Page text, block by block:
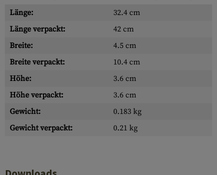
Länge:
32.4 cm
Länge verpackt:
42 cm
Breite:
4.5 cm
Breite verpackt:
10.4 cm
Höhe:
3.6 cm
Höhe verpackt:
3.6 cm
Gewicht:
0.183 kg
Gewicht verpackt:
0.21 kg